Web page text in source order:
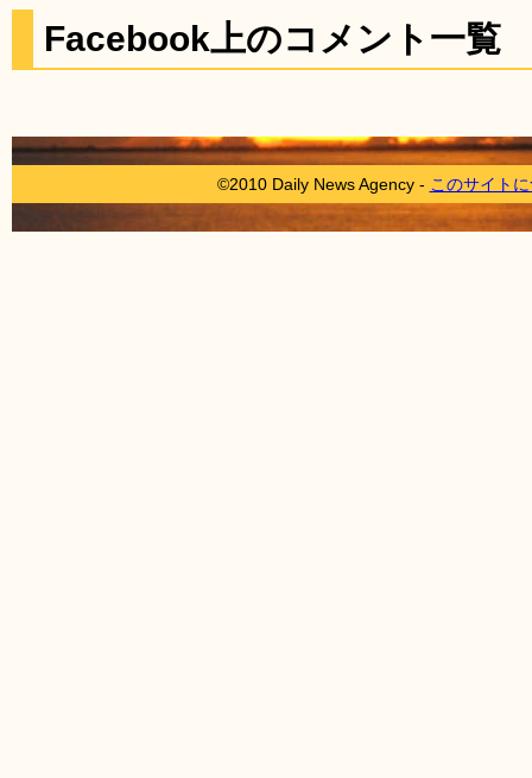
Facebook上のコメント一覧
©2010 Daily News Agency - このサイト